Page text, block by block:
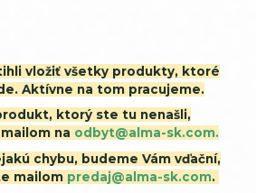
vložiť všetky produkty, ktoré
Aktívne na tom pracujeme.
ktorý ste tu nenašli,
na odbyt@alma-sk.com.
chybu, budeme Vám vďační,
mailom predaj@alma-sk.com.